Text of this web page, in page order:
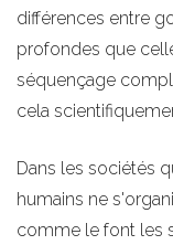
différences entre
profondes que
séquençage
cela
Dans les sociétés
humains ne
comme le font les